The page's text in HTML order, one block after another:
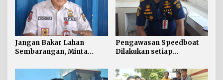
Jangan Bakar Lahan
Sembarangan, Minta
Pengawasan Speedboat
Dilakukan setiap
Acuan Laik Laut